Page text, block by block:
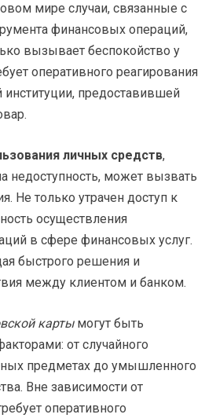
мире случаи, связанные с
финансовых операций,
вызывает беспокойство у
оперативного реагирования
предоставившей
личных средств,
недоступность, может вызвать
Не только утрачен доступ к
осуществления
в сфере финансовых услуг.
быстрого решения и
между клиентом и банком.
картымогут быть
от случайного
предметах до умышленного
Вне зависимости от
оперативного